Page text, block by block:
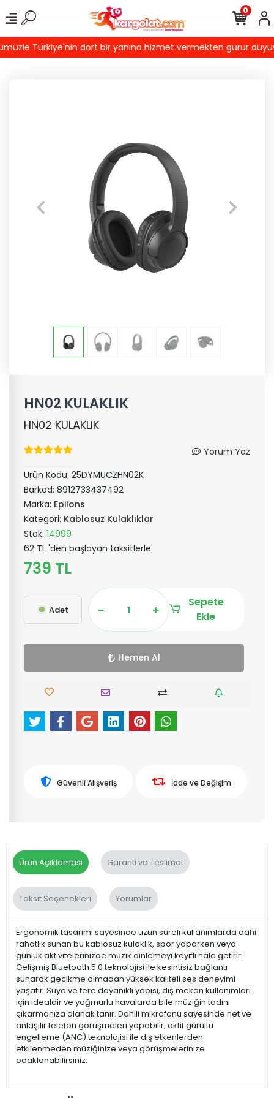
Türkiye'nin dört bir yanına hizmet vermekten gurur
0
HN02 KULAKLIK
HN02 KULAKLIK
Yorum Yaz
Ürün Kodu: 25DYMUCZHN02K
Barkod: 8912733437492
Marka: Epilons
Kategori: Kablosuz Kulaklıklar
Stok: 14999
62 TL 'den başlayan taksitlerle
739 TL
Adet
Sepete
Ekle
Hemen Al
Güvenli Alışveriş İade ve Değişim
Ürün Açıklaması Garanti ve Teslimat
Taksit Seçenekleri Yorumlar
Ergonomik tasarımı sayesinde uzun süreli kullanımlarda dahi
rahatlık sunan bu kablosuz kulaklık, spor yaparken veya
günlük aktivitelerinizde müzik dinlemeyi keyifli hale getirir.
Gelişmiş Bluetooth 5.0 teknolojisi ile kesintisiz bağlantı
sunarak gecikme olmadan yüksek kaliteli ses deneyimi
yaşatır. Suya ve tere dayanıklı yapısı, dış mekan kullanımları
için idealdir ve yağmurlu havalarda bile müziğin tadını
çıkarmanıza olanak tanır. Dahili mikrofonu sayesinde net ve
anlaşılır telefon görüşmeleri yapabilir, aktif gürültü
engelleme (ANC) teknolojisi ile dış etkenlerden
etkilenmeden müziğinize veya görüşmelerinize
odaklanabilirsiniz.